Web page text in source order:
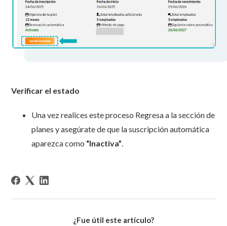
Verificar el estado
Una vez realices este proceso Regresa a la sección de
planes y asegúrate de que la suscripción automática
aparezca como “Inactiva”.
¿Fue útil este artículo?